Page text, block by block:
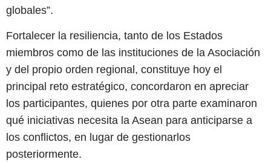
globales”.
Fortalecer la resiliencia, tanto de los Estados
miembros como de las instituciones de la Asociación
y del propio orden regional, constituye hoy el
principal reto estratégico, concordaron en apreciar
los participantes, quienes por otra parte examinaron
qué iniciativas necesita la Asean para anticiparse a
los conflictos, en lugar de gestionarlos
posteriormente.